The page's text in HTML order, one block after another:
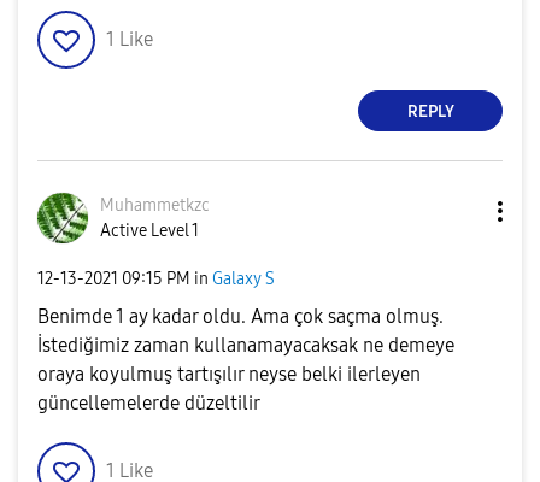
1 Like
REPLY
Muhammetkzc
Active Level 1
‎12-13-2021 09:15 PM in Galaxy S
Benimde 1 ay kadar oldu. Ama çok saçma olmuş.
İstediğimiz zaman kullanamayacaksak ne demeye
oraya koyulmuş tartışılır neyse belki ilerleyen
güncellemelerde düzeltilir
1 Like